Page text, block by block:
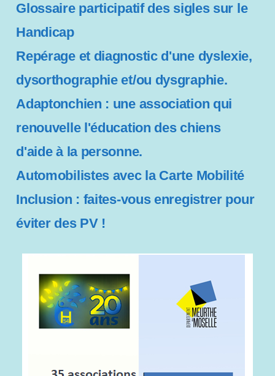
Glossaire participatif des sigles sur le
Handicap
Repérage et diagnostic d'une dyslexie,
dysorthographie et/ou dysgraphie.
Adaptonchien : une association qui
renouvelle l'éducation des chiens
d'aide à la personne.
Automobilistes avec la Carte Mobilité
Inclusion : faites-vous enregistrer pour
éviter des PV !